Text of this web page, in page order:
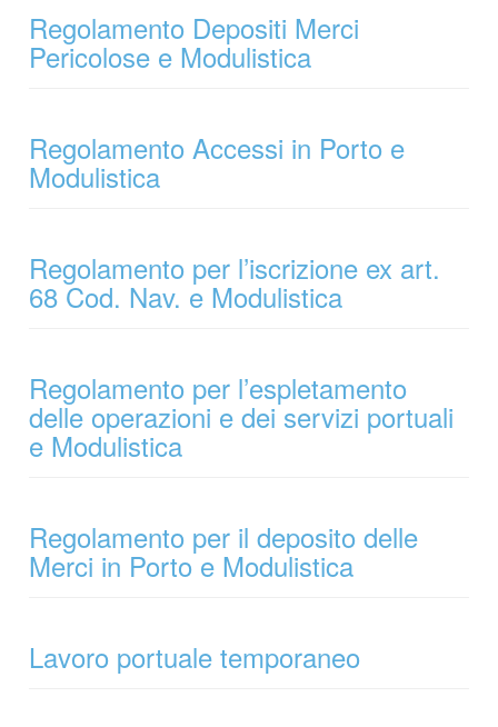
Regolamento Depositi Merci
Pericolose e Modulistica
Regolamento Accessi in Porto e
Modulistica
Regolamento per l’iscrizione ex art.
68 Cod. Nav. e Modulistica
Regolamento per l’espletamento
delle operazioni e dei servizi portuali
e Modulistica
Regolamento per il deposito delle
Merci in Porto e Modulistica
Lavoro portuale temporaneo